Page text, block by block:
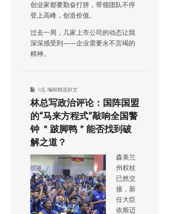
创业家都要勤奋打拼，带领团队不停
登上高峰，创造价值。
过去一周，几家上市公司的动态让我
深深感受到——企业需要永不言竭的
精神。
9点 编辑精选好文
林总写政治评论：国阵国盟
的“马来方程式”敲响全国警
钟 ＂跛脚鸭＂能否找到破
解之道？
森美兰
州权杖
已然交
接，新
任大臣
依斯迈